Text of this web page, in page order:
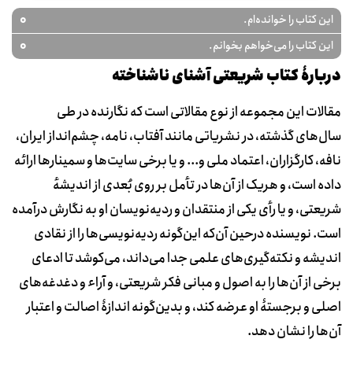
این کتاب را خوانده‌ام. 0
این کتاب را می‌خواهم بخوانم. 0
دربارۀ کتاب شریعتی آشنای ناشناخته
مقالات این مجموعه از نوع مقالاتی است که نگارنده در طی
سال‌های گذشته، در نشریاتی مانند آفتاب، نامه، چشم‌انداز ایران،
نافه، کارگزاران، اعتماد ملی و... و یا برخی سایت‌ها و سمینارها ارائه
داده است، و هریک از آن‌ها در تأمل بر روی بُعدی از اندیشهٔ
شریعتی، و یا رأی یکی از منتقدان و ردیه‌نویسان او به نگارش درآمده
است. نویسنده درحین آن‌که این‌گونه ردیه‌نویسی‌ها را از نقادی
اندیشه و نکته‌گیری‌های علمی جدا می‌داند، می‌کوشد تا ادعای
برخی از آن‌ها را به اصول و مبانی فکر شریعتی، و آراء و دغدغه‌های
اصلی و برجستۀ او عرضه کند، و بدین‌گونه اندازۀ اصالت و اعتبار
آن‌ها را نشان دهد.